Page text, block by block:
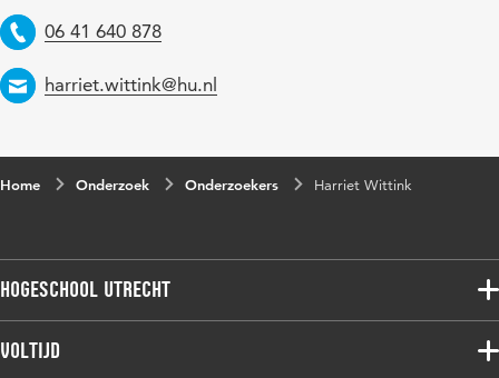
Telefoon
06 41 640 878
Email
harriet.wittink@hu.nl
Home Onderzoek Onderzoekers Harriet Wittink
Hogeschool Utrecht
Voltijdopleidingen
Voltijd